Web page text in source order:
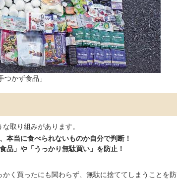
かず食品」
取り組みがあります。
本当に食べられないものか自分で判断！
品」や「うっかり無駄買い」を防止！
く買ったにも関わらず、無駄に捨ててしまうことを防